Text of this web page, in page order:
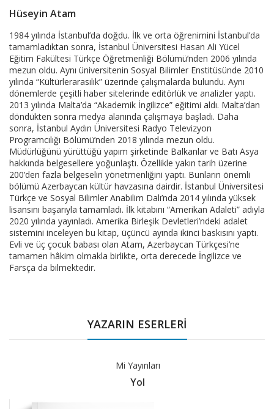
Hüseyin Atam
Product
Summery
1984 yılında İstanbul’da doğdu. İlk ve orta öğrenimini İstanbul’da
tamamladıktan sonra, İstanbul Üniversitesi Hasan Ali Yücel
Eğitim Fakültesi Türkçe Öğretmenliği Bölümü’nden 2006 yılında
mezun oldu. Aynı üniversitenin Sosyal Bilimler Enstitüsünde 2010
yılında “Kültürlerarasılık” üzerinde çalışmalarda bulundu. Aynı
dönemlerde çeşitli haber sitelerinde editörlük ve analizler yaptı.
2013 yılında Malta’da “Akademik İngilizce” eğitimi aldı. Malta’dan
döndükten sonra medya alanında çalışmaya başladı. Daha
sonra, İstanbul Aydın Üniversitesi Radyo Televizyon
Programcılığı Bölümü’nden 2018 yılında mezun oldu.
Müdürlüğünü yürüttüğü yapım şirketinde Balkanlar ve Batı Asya
hakkında belgesellere yoğunlaştı. Özellikle yakın tarih üzerine
200’den fazla belgeselin yönetmenliğini yaptı. Bunların önemli
bölümü Azerbaycan kültür havzasına dairdir. İstanbul Üniversitesi
Türkçe ve Sosyal Bilimler Anabilim Dalı’nda 2014 yılında yüksek
lisansını başarıyla tamamladı. İlk kitabını “Amerikan Adaleti” adıyla
2020 yılında yayınladı. Amerika Birleşik Devletleri’ndeki adalet
sistemini inceleyen bu kitap, üçüncü ayında ikinci baskısını yaptı.
Evli ve üç çocuk babası olan Atam, Azerbaycan Türkçesi’ne
tamamen hâkim olmakla birlikte, orta derecede İngilizce ve
Farsça da bilmektedir.
YAZARIN ESERLERİ
Mi Yayınları
Yol